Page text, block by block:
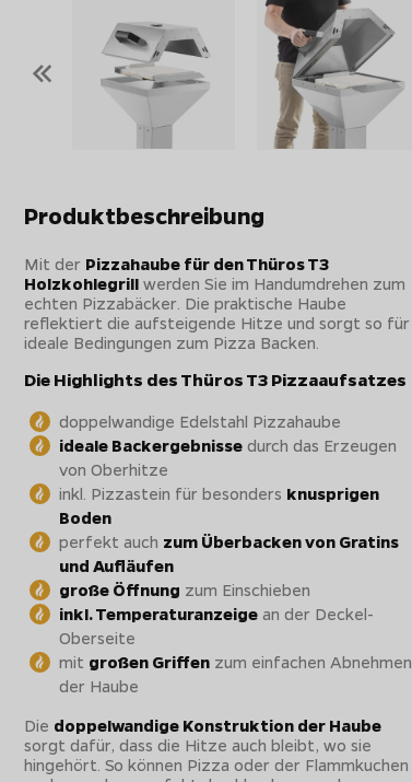
«
Produktbeschreibung
Mit der Pizzahaube für den Thüros T3
Holzkohlegrill werden Sie im Handumdrehen zum
echten Pizzabäcker. Die praktische Haube
reflektiert die aufsteigende Hitze und sorgt so für
ideale Bedingungen zum Pizza Backen.
Die Highlights des Thüros T3 Pizzaaufsatzes
doppelwandige Edelstahl Pizzahaube
ideale Backergebnisse durch das Erzeugen
von Oberhitze
inkl. Pizzastein für besonders knusprigen
Boden
perfekt auch zum Überbacken von Gratins
und Aufläufen
große Öffnung zum Einschieben
inkl. Temperaturanzeige an der Deckel-
Oberseite
mit großen Griffen zum einfachen Abnehmen
der Haube
Die doppelwandige Konstruktion der Haube
sorgt dafür, dass die Hitze auch bleibt, wo sie
hingehört. So können Pizza oder der Flammkuchen